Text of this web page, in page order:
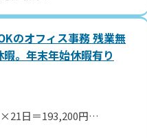
のオフィス事務 残業無
。年末年始休暇有り
日＝193,200円
費支給いたします。